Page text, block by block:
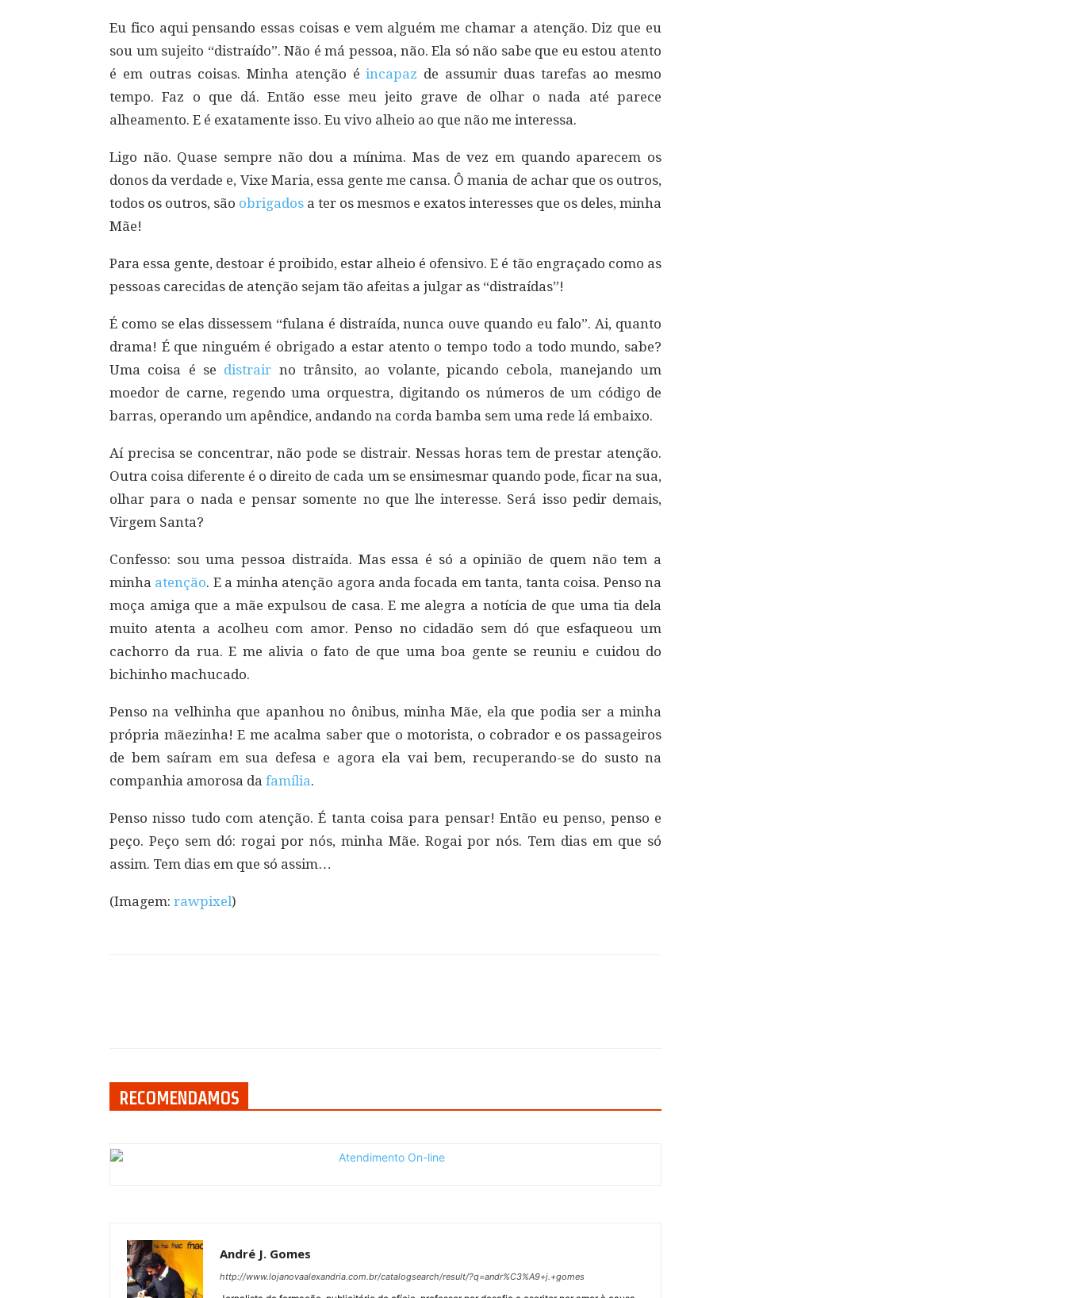
Eu fico aqui pensando essas coisas e vem alguém me chamar a atenção. Diz que eu
sou um sujeito “distraído”. Não é má pessoa, não. Ela só não sabe que eu estou atento
é em outras coisas. Minha atenção éincapaz de assumir duas tarefas ao mesmo
tempo. Faz o que dá. Então esse meu jeito grave de olhar o nada até parece
alheamento. E é exatamente isso. Eu vivo alheio ao que não me interessa.
Ligo não. Quase sempre não dou a mínima. Mas de vez em quando aparecem os
donos da verdade e, Vixe Maria, essa gente me cansa. Ô mania de achar que os outros,
todos os outros, são obrigados a ter os mesmos e exatos interesses que os deles, minha
Mãe!
Para essa gente, destoar é proibido, estar alheio é ofensivo. E é tão engraçado como as
pessoas carecidas de atenção sejam tão afeitas a julgar as “distraídas”!
É como se elas dissessem “fulana é distraída, nunca ouve quando eu falo”. Ai, quanto
drama! É que ninguém é obrigado a estar atento o tempo todo a todo mundo, sabe?
Uma coisa é se distrair no trânsito, ao volante, picando cebola, manejando um
moedor de carne, regendo uma orquestra, digitando os números de um código de
barras, operando um apêndice, andando na corda bamba sem uma rede lá embaixo.
Aí precisa se concentrar, não pode se distrair. Nessas horas tem de prestar atenção.
Outra coisa diferente é o direito de cada um se ensimesmar quando pode, ficar na sua,
olhar para o nada e pensar somente no que lhe interesse. Será isso pedir demais,
Virgem Santa?
Confesso: sou uma pessoa distraída. Mas essa é só a opinião de quem não tem a
minha atenção. E a minha atenção agora anda focada em tanta, tanta coisa. Penso na
moça amiga que a mãe expulsou de casa. E me alegra a notícia de que uma tia dela
muito atenta a acolheu com amor. Penso no cidadão sem dó que esfaqueou um
cachorro da rua. E me alivia o fato de que uma boa gente se reuniu e cuidou do
bichinho machucado.
Penso na velhinha que apanhou no ônibus, minha Mãe, ela que podia ser a minha
própria mãezinha! E me acalma saber que o motorista, o cobrador e os passageiros
de bem saíram em sua defesa e agora ela vai bem, recuperando-se do susto na
companhia amorosa da família.
Penso nisso tudo com atenção. É tanta coisa para pensar! Então eu penso, penso e
peço. Peço sem dó: rogai por nós, minha Mãe. Rogai por nós. Tem dias em que só
assim. Tem dias em que só assim…
(Imagem: rawpixel)
RECOMENDAMOS
André J. Gomes
http://www.lojanovaalexandria.com.br/catalogsearch/result/?q=andr%C3%A9+j.+gomes